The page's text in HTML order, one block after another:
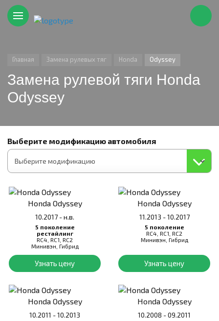
Главная Замена рулевых тяг Honda Odyssey
Замена рулевой тяги Honda
Odyssey
Выберите модификацию автомобиля
Honda Odyssey
10.2017 - н.в.
5 поколение
рестайлинг
RC4, RC1, RC2
Минивэн, Гибрид
Узнать цену
Honda Odyssey
11.2013 - 10.2017
5 поколение
RC4, RC1, RC2
Минивэн, Гибрид
Узнать цену
Honda Odyssey
10.2011 - 10.2013
Honda Odyssey
10.2008 - 09.2011